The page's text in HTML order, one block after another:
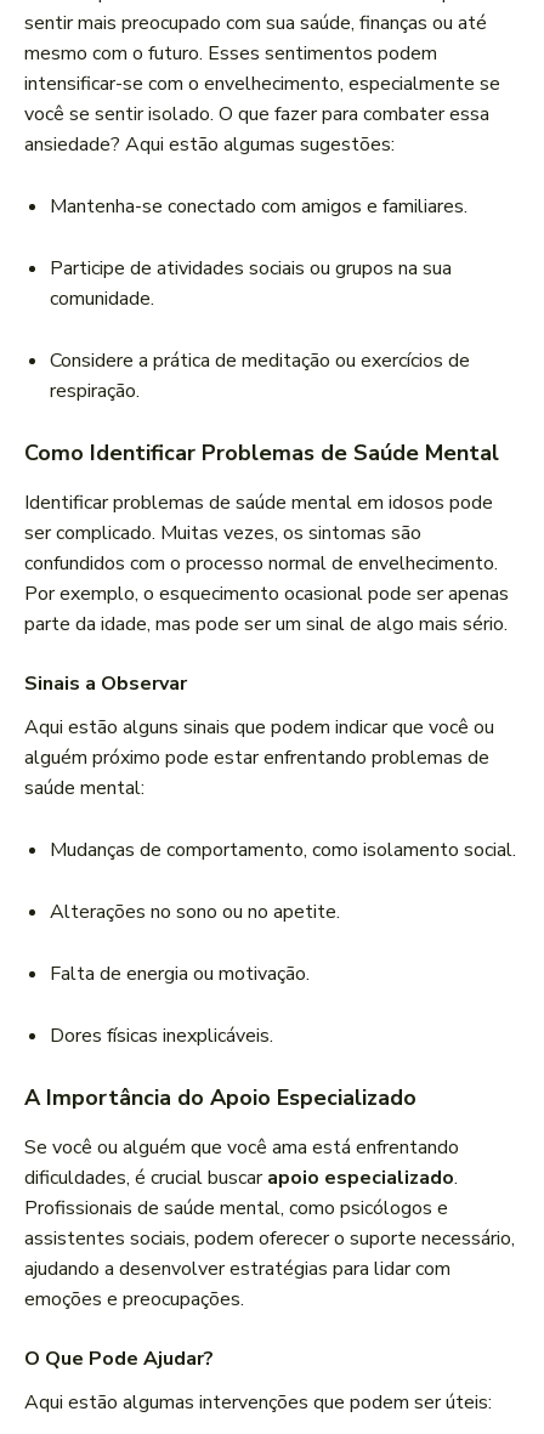
sentir mais preocupado com sua saúde, finanças ou até
mesmo com o futuro. Esses sentimentos podem
intensificar-se com o envelhecimento, especialmente se
você se sentir isolado. O que fazer para combater essa
ansiedade? Aqui estão algumas sugestões:
Mantenha-se conectado com amigos e familiares.
Participe de atividades sociais ou grupos na sua
comunidade.
Considere a prática de meditação ou exercícios de
respiração.
Como Identificar Problemas de Saúde Mental
Identificar problemas de saúde mental em idosos pode
ser complicado. Muitas vezes, os sintomas são
confundidos com o processo normal de envelhecimento.
Por exemplo, o esquecimento ocasional pode ser apenas
parte da idade, mas pode ser um sinal de algo mais sério.
Sinais a Observar
Aqui estão alguns sinais que podem indicar que você ou
alguém próximo pode estar enfrentando problemas de
saúde mental:
Mudanças de comportamento, como isolamento social.
Alterações no sono ou no apetite.
Falta de energia ou motivação.
Dores físicas inexplicáveis.
A Importância do Apoio Especializado
Se você ou alguém que você ama está enfrentando
dificuldades, é crucial buscarapoio especializado.
Profissionais de saúde mental, como psicólogos e
assistentes sociais, podem oferecer o suporte necessário,
ajudando a desenvolver estratégias para lidar com
emoções e preocupações.
O Que Pode Ajudar?
Aqui estão algumas intervenções que podem ser úteis: